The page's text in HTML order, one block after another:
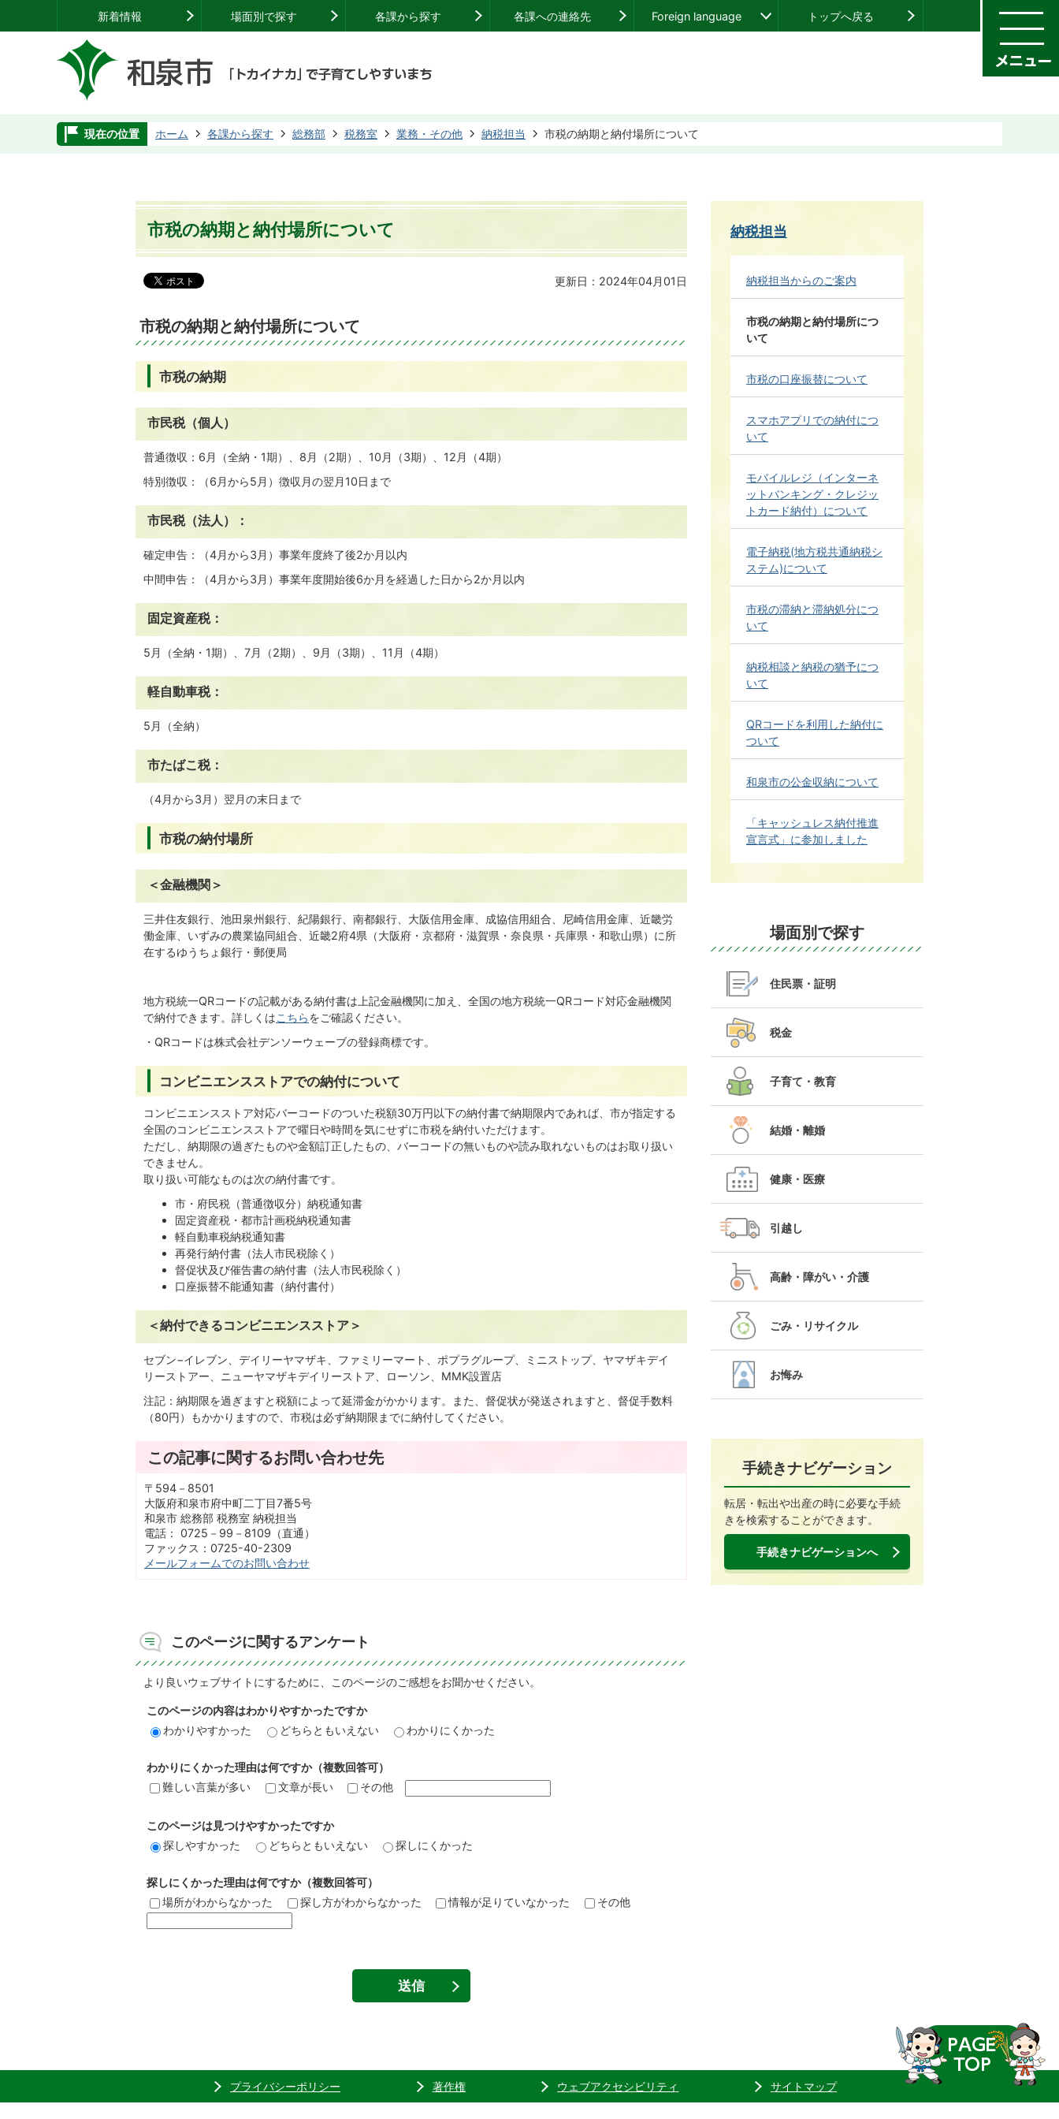
新着情報 場面別で探す 各課から探す 各課への連絡先 Foreign language トップへ戻る
現在の位置 ホーム 各課から探す 総務部 税務室 業務・その他 納税担当 市税の納期と納付場所について
市税の納期と納付場所について
更新日：2024年04月01日
市税の納期と納付場所について
市税の納期
市民税（個人）
普通徴収：6月（全納・1期）、8月（2期）、10月（3期）、12月（4期）
特別徴収：（6月から5月）徴収月の翌月10日まで
市民税（法人）：
確定申告：（4月から3月）事業年度終了後2か月以内
中間申告：（4月から3月）事業年度開始後6か月を経過した日から2か月以内
固定資産税：
5月（全納・1期）、7月（2期）、9月（3期）、11月（4期）
軽自動車税：
5月（全納）
市たばこ税：
（4月から3月）翌月の末日まで
市税の納付場所
＜金融機関＞
三井住友銀行、池田泉州銀行、紀陽銀行、南都銀行、大阪信用金庫、成協信用組合、尼崎信用金庫、近畿労
働金庫、いずみの農業協同組合、近畿2府4県（大阪府・京都府・滋賀県・奈良県・兵庫県・和歌山県）に所
在するゆうちょ銀行・郵便局
地方税統一QRコードの記載がある納付書は上記金融機関に加え、全国の地方税統一QRコード対応金融機関
で納付できます。詳しくはこちらをご確認ください。
・QRコードは株式会社デンソーウェーブの登録商標です。
コンビニエンスストアでの納付について
コンビニエンスストア対応バーコードのついた税額30万円以下の納付書で納期限内であれば、市が指定する
全国のコンビニエンスストアで曜日や時間を気にせずに市税を納付いただけます。
ただし、納期限の過ぎたものや金額訂正したもの、バーコードの無いものや読み取れないものはお取り扱い
できません。
取り扱い可能なものは次の納付書です。
市・府民税（普通徴収分）納税通知書
固定資産税・都市計画税納税通知書
軽自動車税納税通知書
再発行納付書（法人市民税除く）
督促状及び催告書の納付書（法人市民税除く）
口座振替不能通知書（納付書付）
＜納付できるコンビニエンスストア＞
セブン−イレブン、デイリーヤマザキ、ファミリーマート、ポプラグループ、ミニストップ、ヤマザキデイ
リーストアー、ニューヤマザキデイリーストア、ローソン、 MMK設置店
注記：納期限を過ぎますと税額によって延滞金がかかります。また、督促状が発送されますと、督促手数料
（80円）もかかりますので、市税は必ず納期限までに納付してください。
この記事に関するお問い合わせ先
〒594－8501
大阪府和泉市府中町二丁目7番5号
和泉市 総務部 税務室 納税担当
電話： 0725－99－8109（直通）
ファックス：0725-40-2309
メールフォームでのお問い合わせ
このページに関するアンケート
より良いウェブサイトにするために、このページのご感想をお聞かせください。
このページの内容はわかりやすかったですか
わかりやすかった
どちらともいえない わかりにくかった
わかりにくかった理由は何ですか（複数回答可）
難しい言葉が多い
文章が長い その他
このページは見つけやすかったですか
探しやすかった
どちらともいえない 探しにくかった
探しにくかった理由は何ですか（複数回答可）
場所がわからなかった
探し方がわからなかった 情報が足りていなかった その他
納税担当
納税担当からのご案内
市税の納期と納付場所につ
いて
市税の口座振替について
スマホアプリでの納付につ
いて
モバイルレジ（インターネ
ットバンキング・クレジッ
トカード納付）について
電子納税(地方税共通納税シ
ステム)について
市税の滞納と滞納処分につ
いて
納税相談と納税の猶予につ
いて
QRコードを利用した納付に
ついて
和泉市の公金収納について
「キャッシュレス納付推進
宣言式」に参加しました
場面別で探す
住民票・証明
税金
子育て・教育
結婚・離婚
健康・医療
引越し
高齢・障がい・介護
ごみ・リサイクル
お悔み
手続きナビゲーション
転居・転出や出産の時に必要な手続
きを検索することができます。
手続きナビゲーションへ
プライバシーポリシー 著作権 ウェブアクセシビリティ サイトマップ